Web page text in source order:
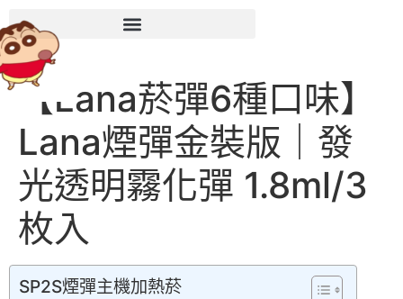
【Lana菸彈6種口味】
Lana煙彈金裝版｜發
光透明霧化彈 1.8ml/3
枚入
SP2S煙彈主機加熱菸